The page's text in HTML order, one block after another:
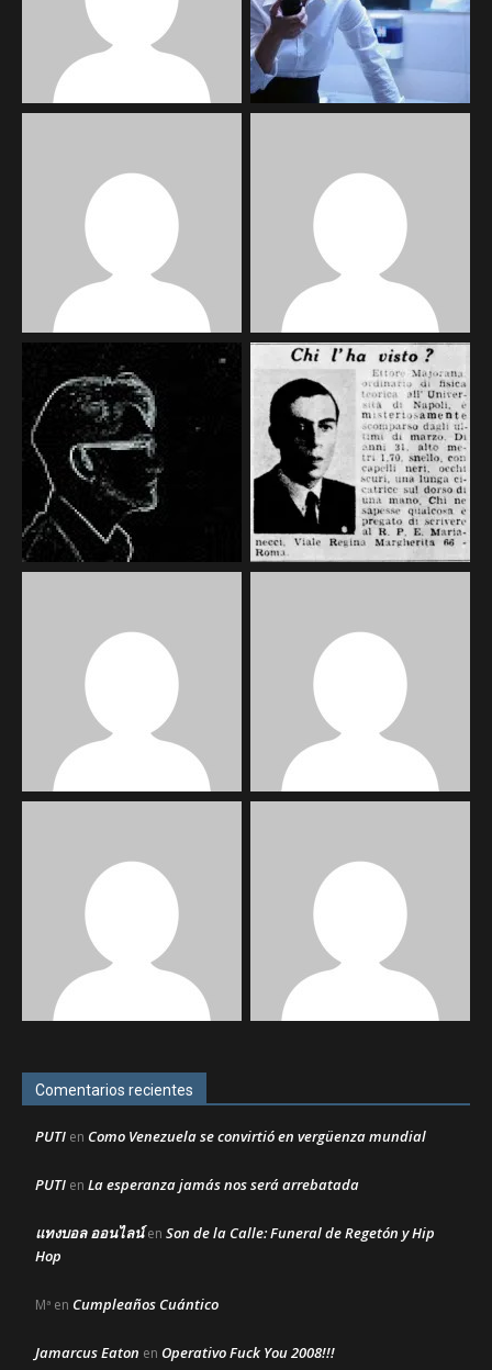
Comentarios recientes
PUTI en Como Venezuela se convirtió en vergüenza mundial
PUTI en La esperanza jamás nos será arrebatada
แทงบอล ออนไลน์en Son de la Calle: Funeral de Regetón y Hip
Hop
Mª en Cumpleaños Cuántico
Jamarcus Eaton en Operativo Fuck You 2008!!!